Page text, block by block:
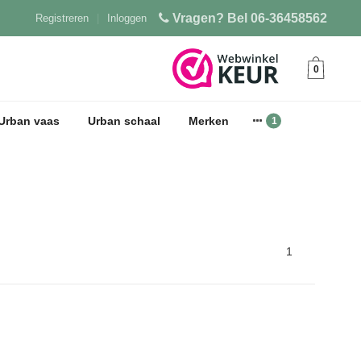
Vragen? Bel 06-36458562
Inloggen
Registreren
0
vaas Urban schaal Merken
1